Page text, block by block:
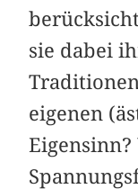
sie dabei
eigenen